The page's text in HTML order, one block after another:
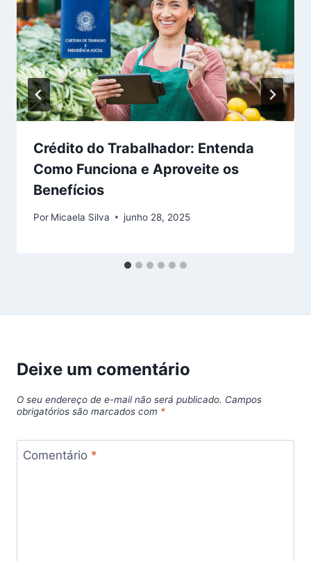
Crédito do Trabalhador: Entenda
Como Funciona e Aproveite os
Benefícios
Por Micaela Silva junho 28, 2025
Deixe um comentário
O seu endereço de e-mail não será publicado. Campos
obrigatórios são marcados com *
Comentário *